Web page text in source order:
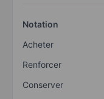
Notation
Acheter
Renforcer
Conserver